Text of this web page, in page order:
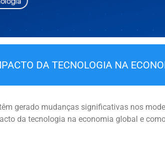
DA TECNOLOGIA NA
gerado mudanças significativas nos
da tecnologia na economia global e